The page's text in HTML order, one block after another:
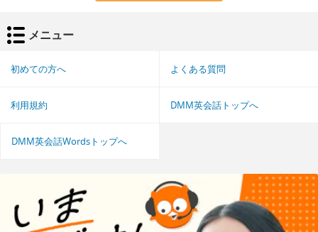
メニュー
初めての方へ よくある質問
利用規約 DMM英会話トップへ
DMM英会話Wordsトップへ